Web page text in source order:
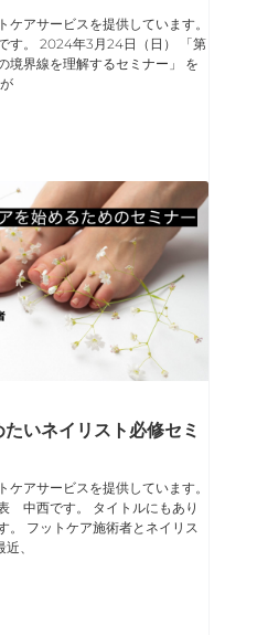
アサービスを提供しています。
す。 2024年3月24日（日） 「第
界線を理解するセミナー」 を
いネイリスト必修セミ
アサービスを提供しています。
中西です。 タイトルにもあり
。 フットケア施術者とネイリス
、